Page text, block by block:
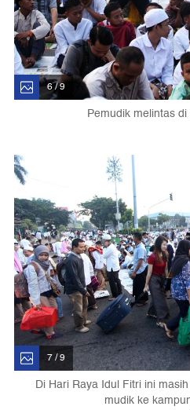
6 / 9
Pemudik melintas
7 / 9
Di Hari Raya Idul Fitri ini
mudik ke